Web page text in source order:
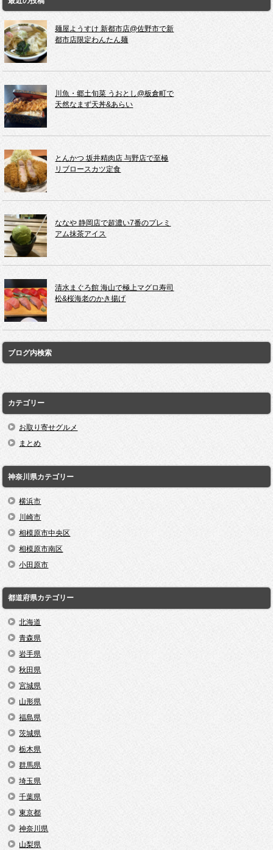
麺屋ようすけ 新都市店@佐野市で新
都市店限定わんたん麺
川魚・郷土旬菜 うおとし@板倉町で
天然なまず天丼&あらい
とんかつ 坂井精肉店 与野店で至極
リブロースカツ定食
ななや 静岡店で超濃い7番のプレミ
アム抹茶アイス
清水まぐろ館 海山で極上マグロ寿司
松&桜海老のかき揚げ
ブログ内検索
カテゴリー
お取り寄せグルメ
まとめ
神奈川県カテゴリー
横浜市
川崎市
相模原市中央区
相模原市南区
小田原市
都道府県カテゴリー
北海道
青森県
岩手県
秋田県
宮城県
山形県
福島県
茨城県
栃木県
群馬県
埼玉県
千葉県
東京都
神奈川県
山梨県